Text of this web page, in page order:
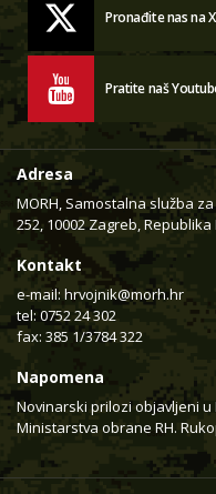
Pronađite nas na
Pratite naš
Adresa
MORH, Samostalna služba
252, 10002 Zagreb,
Kontakt
e-mail: hrvojnik@morh.hr
tel: 0752 24 302
fax: 385 1/3784 322
Napomena
Novinarski prilozi objavljeni
Ministarstva obrane RH.